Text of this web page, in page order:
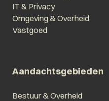
IT & Privacy
Omgeving & Overheid
Vastgoed
Aandachtsgebieden
Bestuur & Overheid